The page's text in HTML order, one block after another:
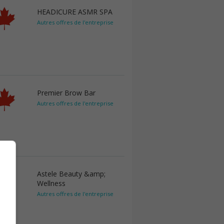
HEADICURE ASMR SPA
Autres offres de l'entreprise
Premier Brow Bar
Autres offres de l'entreprise
Astele Beauty &amp;
Wellness
Autres offres de l'entreprise